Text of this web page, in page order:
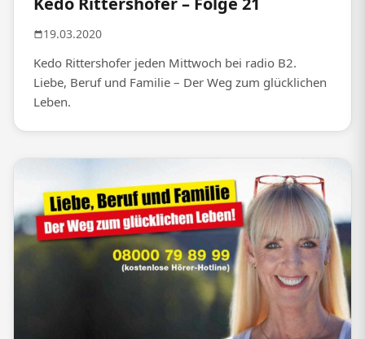
19.03.2020
Kedo Rittershofer jeden Mittwoch bei radio B2.
Liebe, Beruf und Familie – Der Weg zum glücklichen
Leben.